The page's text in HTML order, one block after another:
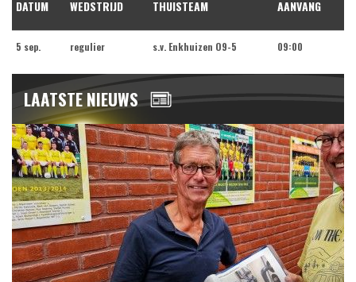
DATUM WEDSTRIJD THUISTEAM AANVANG
5 sep. regulier s.v. Enkhuizen O9-5 09:00
LAATSTE NIEUWS